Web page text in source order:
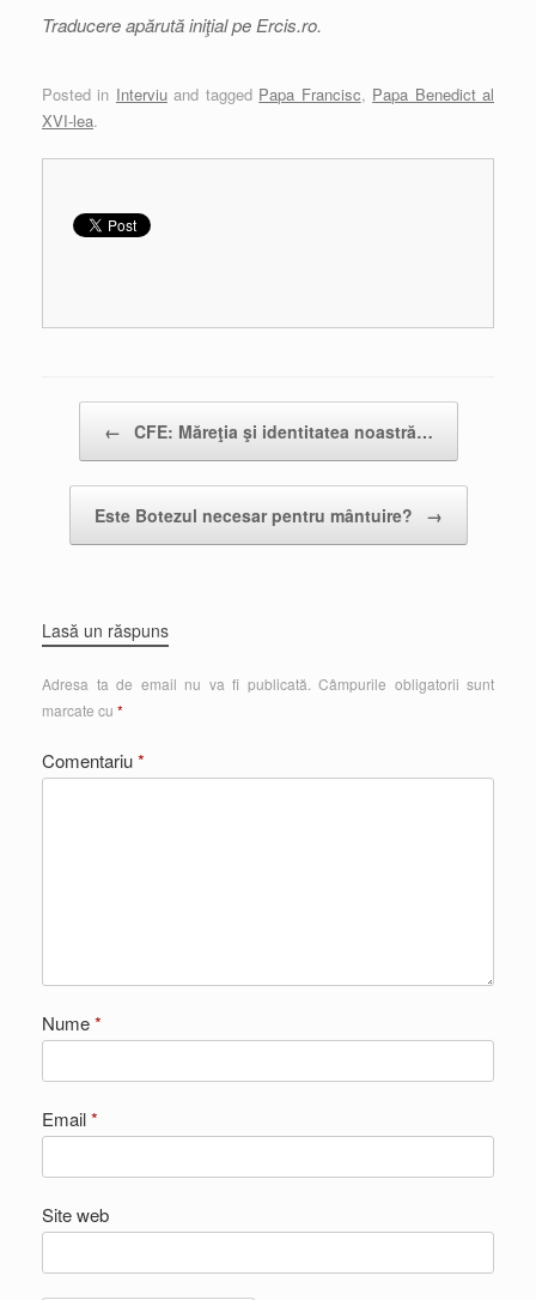
Traducere apărută iniţial pe Ercis.ro.
Posted in Interviuand tagged Papa Francisc, Papa Benedict al
XVI-lea.
← CFE: Măreţia şi identitatea noastră…
Este Botezul necesar pentru mântuire? →
Lasă un răspuns
Adresa ta de email nu va fi publicată. Câmpurile obligatorii sunt
marcate cu *
Comentariu*
Nume*
Email*
Site web